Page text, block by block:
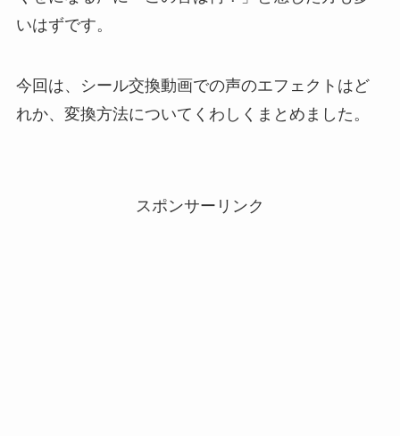
いはずです。
今回は、シール交換動画での声のエフェクトはど
れか、変換方法についてくわしくまとめました。
スポンサーリンク